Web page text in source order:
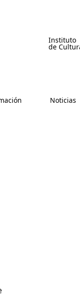
Instituto
de
Noticias